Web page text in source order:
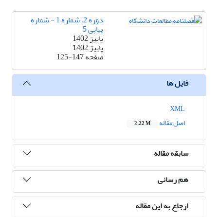
دوره 2، شماره 1 - شماره
پیاپی 5
پاییز 1402
پاییز 1402
صفحه125-147
فایل ها
اصل مقاله
2.22 M
سابقه مقاله
هم رسانی
ارجاع به این مقاله